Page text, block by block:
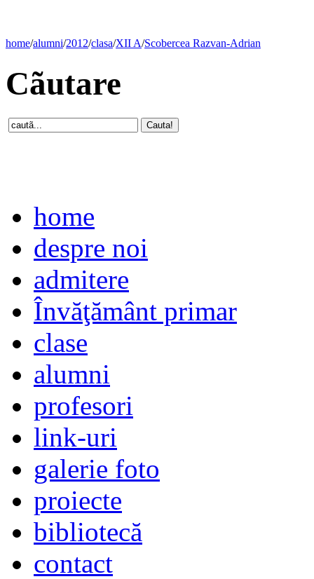
home/alumni/2012/clasa/XII A/Scobercea Razvan-Adrian
Cãutare
home
despre noi
admitere
Învăţământ primar
clase
alumni
profesori
link-uri
galerie foto
proiecte
bibliotecă
contact